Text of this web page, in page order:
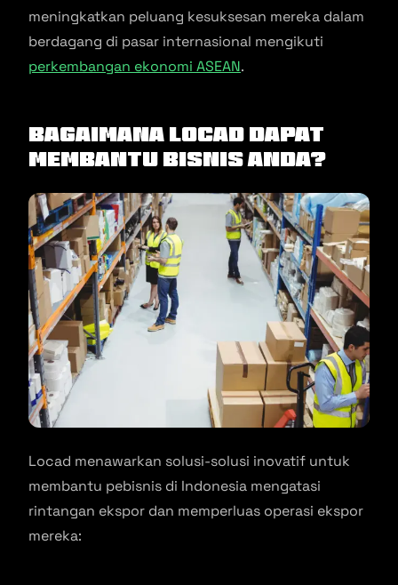
meningkatkan peluang kesuksesan mereka dalam
berdagang di pasar internasional mengikuti
perkembangan ekonomi ASEAN.
Bagaimana Locad Dapat
Membantu Bisnis Anda?
Locad menawarkan solusi-solusi inovatif untuk
membantu pebisnis di Indonesia mengatasi
rintangan ekspor dan memperluas operasi ekspor
mereka: